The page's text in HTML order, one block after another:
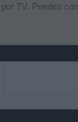
TV. Puedes